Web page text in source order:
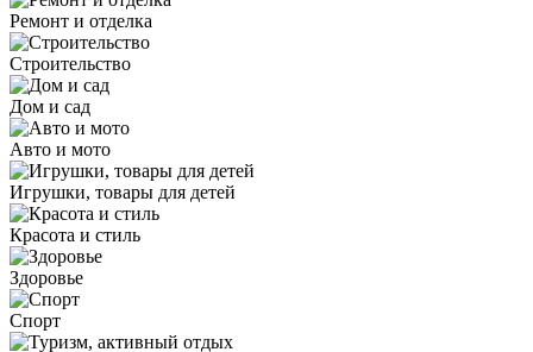
Ремонт и отделка
Строительство
Дом и сад
Авто и мото
Игрушки, товары для детей
Красота и стиль
Здоровье
Спорт